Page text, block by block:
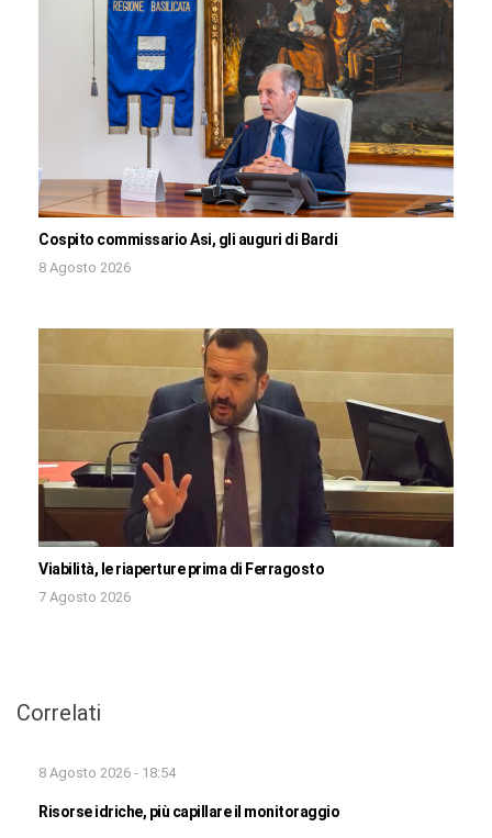
Cospito commissario Asi, gli auguri di Bardi
8 Agosto 2026
Viabilità, le riaperture prima di Ferragosto
7 Agosto 2026
Correlati
8 Agosto 2026 - 18:54
Risorse idriche, più capillare il monitoraggio